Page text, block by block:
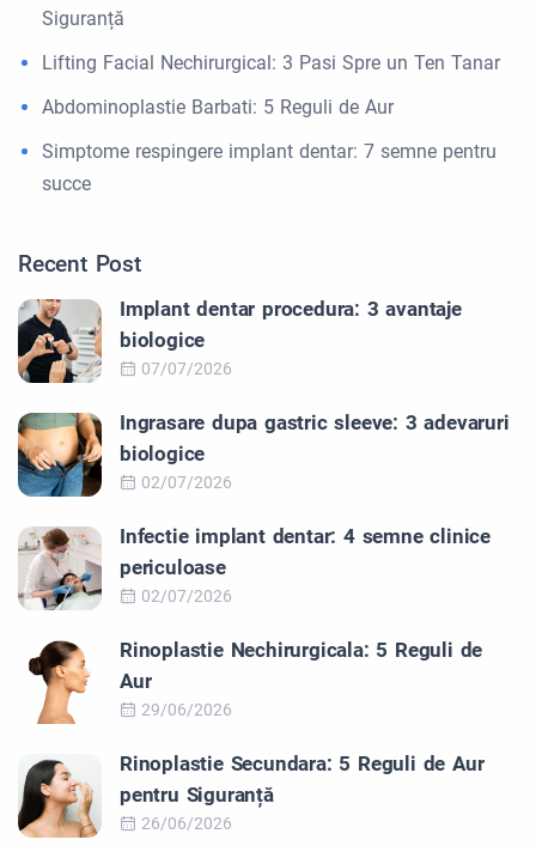
Siguranță
Lifting Facial Nechirurgical: 3 Pasi Spre un Ten Tanar
Abdominoplastie Barbati: 5 Reguli de Aur
Simptome respingere implant dentar: 7 semne pentru
succe
Recent Post
Implant dentar procedura: 3 avantaje
biologice
07/07/2026
Ingrasare dupa gastric sleeve: 3 adevaruri
biologice
02/07/2026
Infectie implant dentar: 4 semne clinice
periculoase
02/07/2026
Rinoplastie Nechirurgicala: 5 Reguli de
Aur
29/06/2026
Rinoplastie Secundara: 5 Reguli de Aur
pentru Siguranță
26/06/2026